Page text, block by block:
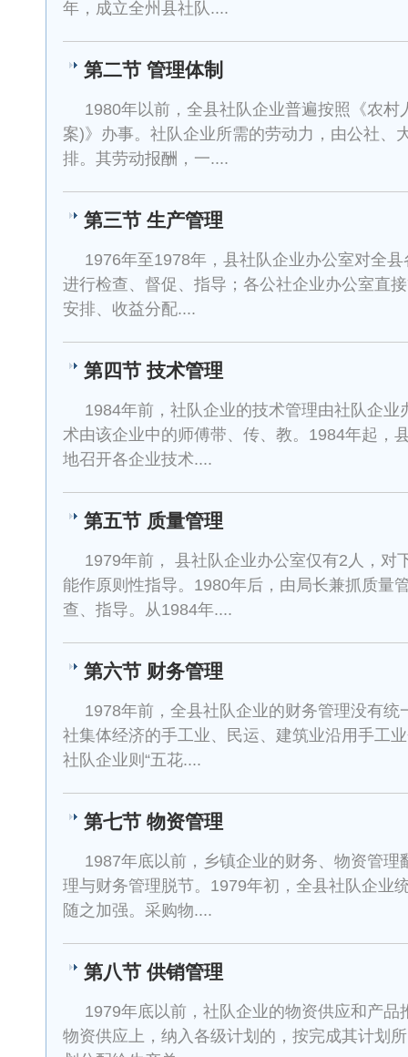
年，成立全州县社队....
第二节 管理体制
1980年以前，全县社队企业普遍按照《农村
案)》办事。社队企业所需的劳动力，由公社、
排。其劳动报酬，一....
第三节 生产管理
1976年至1978年，县社队企业办公室对全
进行检查、督促、指导；各公社企业办公室直
安排、收益分配....
第四节 技术管理
1984年前，社队企业的技术管理由社队企
术由该企业中的师傅带、传、教。1984年起，
地召开各企业技术....
第五节 质量管理
1979年前， 县社队企业办公室仅有2人，对
能作原则性指导。1980年后，由局长兼抓质量
查、指导。从1984年....
第六节 财务管理
1978年前，全县社队企业的财务管理没有
社集体经济的手工业、民运、建筑业沿用手工
社队企业则“五花....
第七节 物资管理
1987年底以前，乡镇企业的财务、物资管
理与财务管理脱节。1979年初，全县社队企业
随之加强。采购物....
第八节 供销管理
1979年底以前，社队企业的物资供应和产
物资供应上，纳入各级计划的，按完成其计划